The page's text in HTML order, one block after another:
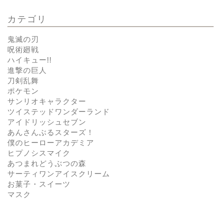
カテゴリ
鬼滅の刃
呪術廻戦
ハイキュー!!
進撃の巨人
刀剣乱舞
ポケモン
サンリオキャラクター
ツイステッドワンダーランド
アイドリッシュセブン
あんさんぶるスターズ！
僕のヒーローアカデミア
ヒプノシスマイク
あつまれどうぶつの森
サーティワンアイスクリーム
お菓子・スイーツ
マスク